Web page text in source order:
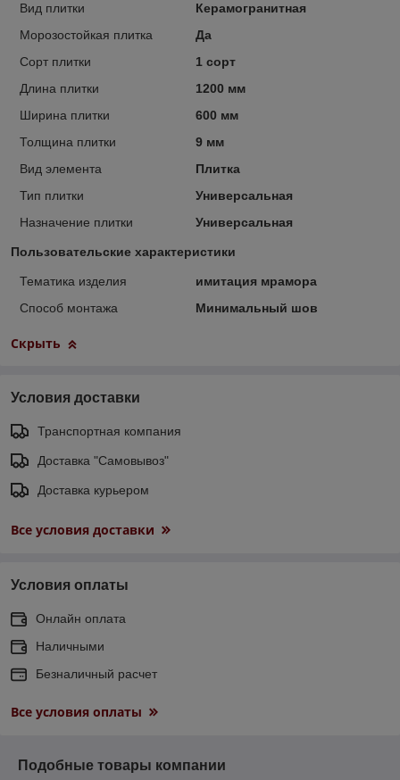
Вид плитки
Керамогранитная
Морозостойкая плитка
Да
Сорт плитки
1 сорт
Длина плитки
1200 мм
Ширина плитки
600 мм
Толщина плитки
9 мм
Вид элемента
Плитка
Тип плитки
Универсальная
Назначение плитки
Универсальная
Пользовательские характеристики
Тематика изделия
имитация мрамора
Способ монтажа
Минимальный шов
Скрыть
Условия доставки
Транспортная компания
Доставка "Самовывоз"
Доставка курьером
Все условия доставки
Условия оплаты
Онлайн оплата
Наличными
Безналичный расчет
Все условия оплаты
Подобные товары компании